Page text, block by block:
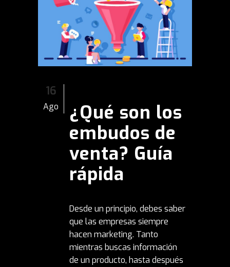
16
Ago
¿Qué son los
embudos de
venta? Guía
rápida
Desde un principio, debes saber
que las empresas siempre
hacen marketing. Tanto
mientras buscas información
de un producto, hasta después